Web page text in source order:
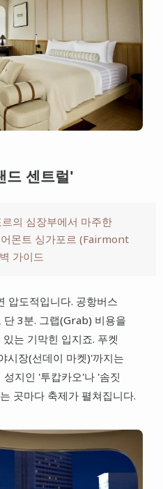
센트럴'
의 심장부에서 마주한
몬트 싱가포르 (Fairmont
가이드
압도적입니다. 공항버스
3분. 그랩(Grab) 비용을
는 기막힌 입지죠. 푸켓
시장(선데이 마켓)'까지는
지인 '투캅카오'나 '솜짓
곳마다 축제가 펼쳐집니다.